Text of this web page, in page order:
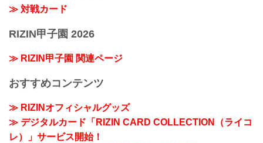
≫ 対戦カード
RIZIN甲子園 2026
≫ RIZIN甲子園 関連ページ
おすすめコンテンツ
≫ RIZINオフィシャルグッズ
≫ デジタルカード「RIZIN CARD COLLECTION（ライコ
レ）」サービス開始！